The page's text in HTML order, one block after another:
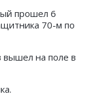
прошел 6
70-м по
вышел на поле в